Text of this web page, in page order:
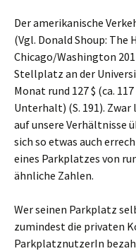
Der amerikanische
(Vgl. Donald Shoup: The
Chicago/Washington
Stellplatz an der
Monat rund 127 $ (ca.
Unterhalt) (S. 191). Zwar
auf unsere Verhältnisse
sich so etwas auch
eines Parkplatzes von
ähnliche Zahlen.
Wer seinen Parkplatz
zumindest die privaten
ParkplatznutzerIn